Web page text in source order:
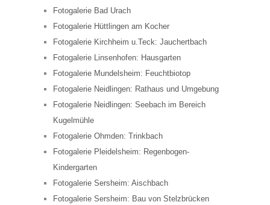
Fotogalerie Bad Urach
Fotogalerie Hüttlingen am Kocher
Fotogalerie Kirchheim u.Teck: Jauchertbach
Fotogalerie Linsenhofen: Hausgarten
Fotogalerie Mundelsheim: Feuchtbiotop
Fotogalerie Neidlingen: Rathaus und Umgebung
Fotogalerie Neidlingen: Seebach im Bereich
Kugelmühle
Fotogalerie Ohmden: Trinkbach
Fotogalerie Pleidelsheim: Regenbogen-
Kindergarten
Fotogalerie Sersheim: Aischbach
Fotogalerie Sersheim: Bau von Stelzbrücken